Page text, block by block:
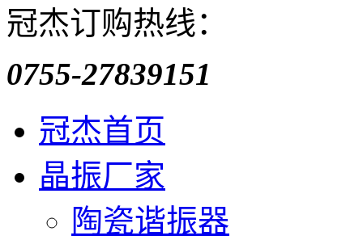
冠杰订购热线：
0755-27839151
冠杰首页
晶振厂家
陶瓷谐振器